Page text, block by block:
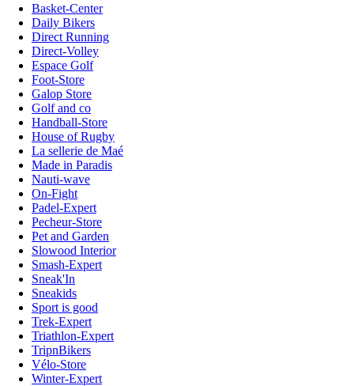
Basket-Center
Daily Bikers
Direct Running
Direct-Volley
Espace Golf
Foot-Store
Galop Store
Golf and co
Handball-Store
House of Rugby
La sellerie de Maé
Made in Paradis
Nauti-wave
On-Fight
Padel-Expert
Pecheur-Store
Pet and Garden
Slowood Interior
Smash-Expert
Sneak'In
Sneakids
Sport is good
Trek-Expert
Triathlon-Expert
TripnBikers
Vélo-Store
Winter-Expert